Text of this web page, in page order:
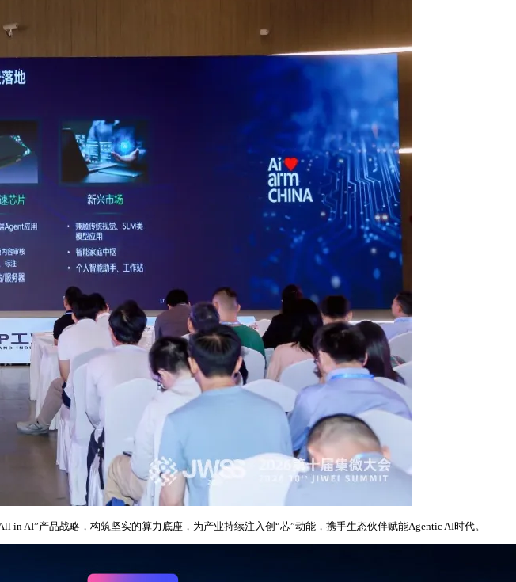
AI”产品战略，构筑坚实的算力底座，为产业持续注入创“芯”动能，携手生态伙伴赋能Agentic AI时代。